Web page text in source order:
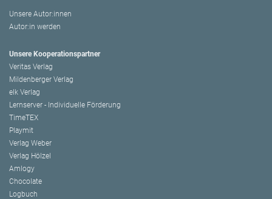
Unsere Autor:innen
Autor:in werden
Unsere Kooperationspartner
Veritas Verlag
Mildenberger Verlag
elk Verlag
Lernserver - Individuelle Förderung
TimeTEX
Playmit
Verlag Weber
Verlag Hölzel
Amlogy
Chocolate
Logbuch